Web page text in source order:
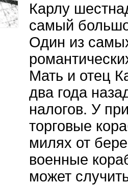
Карлу
самый
Один из
Мать и отец
два года
налогов. У
торговые
милях от
военные
может